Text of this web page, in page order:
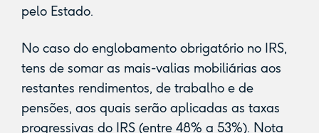
pelo Estado.
No caso do englobamento obrigatório no IRS,
tens de somar as mais-valias mobiliárias aos
restantes rendimentos, de trabalho e de
pensões, aos quais serão aplicadas as taxas
progressivas do IRS (entre 48% a 53%). Nota